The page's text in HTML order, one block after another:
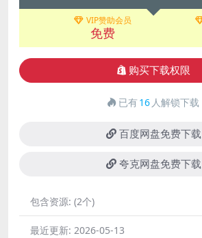
VIP赞助会员
免费
购买下载权限
已有16 人解锁下载
百度网盘免费下载
夸克网盘免费下载
包含资源: (2个)
最近更新: 2026-05-13